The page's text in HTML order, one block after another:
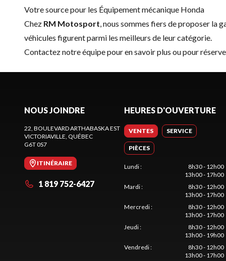
Votre source pour les Équipement mécanique Honda
Chez RM Motosport , nous sommes fiers de proposer la
véhicules figurent parmi les meilleurs de leur catégorie.
Contactez notre équipepour en savoir plus ou pour
NOUS JOINDRE
22, BOULEVARD ARTHABASKA EST
VICTORIAVILLE , QUÉBEC
G6T 0S7
ITINÉRAIRE
1 819 752-6427
HEURES D'OUVERTURE
VENTES SERVICE
PIÈCES
Lundi:
8h30 - 12h00
13h00 - 17h00
Mardi:
8h30 - 12h00
13h00 - 17h00
Mercredi:
8h30 - 12h00
13h00 - 17h00
Jeudi:
8h30 - 12h00
13h00 - 19h00
Vendredi:
8h30 - 12h00
13h00 - 17h00